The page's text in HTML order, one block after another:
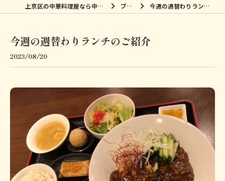
上京区の中華料理屋なら中国酒家 西香 ブログ 今週の週替わりランチのご紹介
今週の週替わりランチのご紹介
2023/08/20